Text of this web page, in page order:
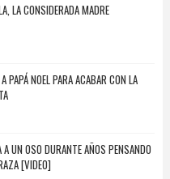
LA CONSIDERADA MADRE
PAPÁ NOEL PARA ACABAR CON LA
UN OSO DURANTE AÑOS PENSANDO
[VIDEO]